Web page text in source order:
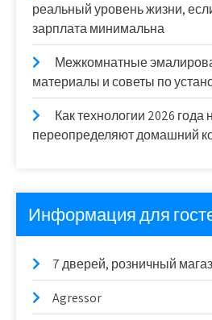
реальный уровень жизни,
зарплата минимальна
Межкомнатные
материалы и советы по
Как технологии 2026 года
переопределяют домашний
Информация для
7 дверей, розничный
Agressor